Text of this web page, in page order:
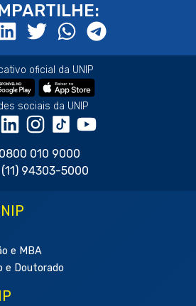
oficial da UNIP
sociais da UNIP
0800 010 9000
(11) 94303-5000
e MBA
e Doutorado